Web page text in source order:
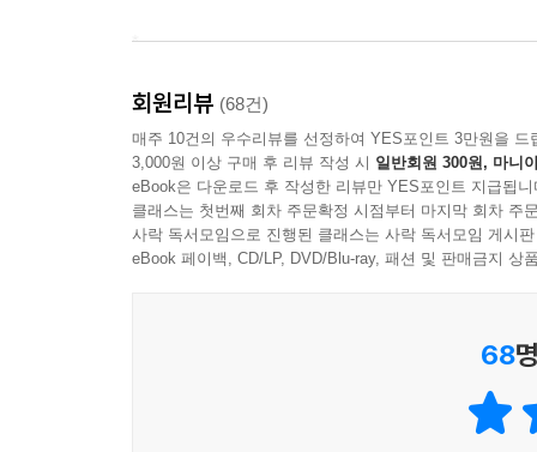
*
소설은, 그 시작부터 이미 깨어질 것을 알았지만,
남자.
그 여자는 맥주를 마시고 있었다. 잔을 들어올리
손이 희었다. 기현은 그 여자의 옆 테이블에 대각
(……)
얼린 맥주잔 속 시원하고 진한 맛의 맥주가 거품
회원리뷰 (68건)
매주 10건의 우수리뷰를 선정하여 YES포인트 3만원을 드
3,000원 이상 구매 후 리뷰 작성 시 일반회원 300원, 마니
eBook은 다운로드 후 작성한 리뷰만 YES포인트 지급됩니
클래스는 첫번째 회차 주문확정 시점부터 마지막 회차 주
사락 독서모임으로 진행된 클래스는 사락 독서모임 게시
eBook 페이백, CD/LP, DVD/Blu-ray, 패션 및 판매금지 상
68